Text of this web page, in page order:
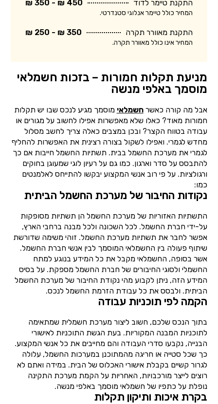
התקנת טיימר לדוד 450 ₪ - 350 ₪
המחיר כולל טיימר אנלוגי סטנדרטי.
התקנת מאוורר תקרה 350 ₪ - 250 ₪
המחיר אינו כולל מאוורר תקרה.
מניעת תקלות חמורות – בזכות חשמלאי
מוסמך באלפי מנשה
אבל מה קורה כאשרחשמלאי מוסמך מגיע לנכס שבו יש תקלות
חמורות מאוד? כאלו שלא מאפשרות אפילו לחשוב על מגורים או
עבודה בטווח הקצר? ובכן במצבים כאלה צריך לחשב מסלול
מחדש לגמרי. ואפילו לשקול בצורה רצינית את האפשרות להחליף
לגמרי את מערכת החשמל בבית. תשתיות החשמל חייבות אם כך
להתבסס על סדר וארגון. כמו גם על רעיון לוגי שמעוגן בחוקים
ורגולציות. על פי רוב אנשי המקצוע יבקשו להתייחס לאלמנטים
כמו:
נקודות החיבור של מערכת החשמל הביתית
התשתיות האזוריות של מערכת החשמל הן תשתיות מסופקות
על-ידי חברת החשמל. לכל השכונה ולכל מבנה ברחבי הארץ,
אפשר לחבר את תשתיות מערכת החשמל. זוהי משימה שדורשת
שיתוף פעולה בין החשמלאי המוסמך לבין אנשי חברת החשמל.
אשר בסופה, החשמלאי מקבל את כל המידע בנוגע למתח
החשמלי ולסוגי החיבורים של חברת החשמל מספקת. על בסיס
המידע הזה, ניתן לקבוע מהי נקודת החיבור של מערכת החשמל
הביתית. ולבסס את כל עבודת הזרמת החשמל לנכס.
הקמה לפי תוכניות עבודה
בתוך הנכס שלכם, חשוב ליצור מערכת חשמלית שמתאימה
לתוכניות המבנה המקוריות. בעת הגשת התוכניות לאישורי
הבנייה, נקבעו סדרי העבודה והם מחייבים את כל אנשי המקצוע.
כך שכל סטייה או חריגה מהמתוכנן במערכות החשמל, עלולה
לגרור קשיים בקבלת אישורי האכלוס של הבית. במידה ואתם לא
רוצים לייצר מורכבויות, האחריות על הקמת מערכת התקינה
נופלת על כתפיו של חשמלאי מוסמך באלפי מנשה.
בקרת איכות ותיקון תקלות